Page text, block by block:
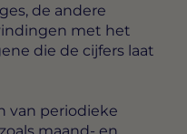
de andere
met het
die de cijfers laat
van periodieke